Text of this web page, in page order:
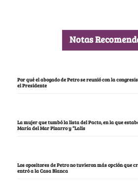
Notas
Por qué el abogado de Petro se reunió con la
el Presidente
La mujer que tumbó la lista del Pacto, en la que
María del Mar Pizarro y “Lalis
Los opositores de Petro no tuvieron más opción que
entró a la Casa Blanca